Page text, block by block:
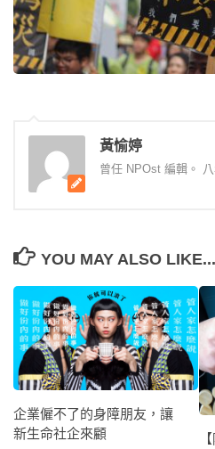
黃愉婷
曾任 NPOst 編輯。
YOU MAY ALSO LIKE...
企業僱不了的身障朋友，讓
新生命社企來顧